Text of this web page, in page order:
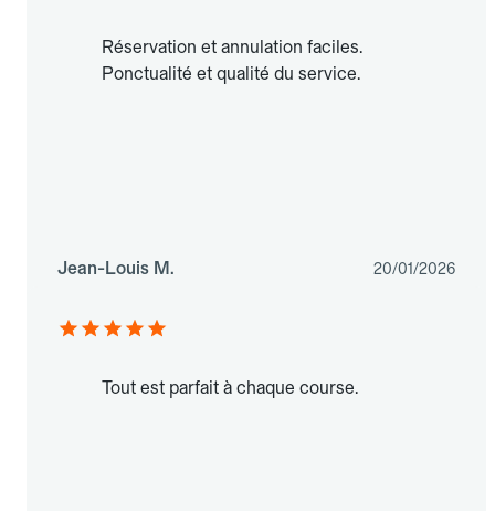
Réservation et annulation faciles.
Ponctualité et qualité du service.
Jean-Louis M. 20/01/2026
Tout est parfait à chaque course.